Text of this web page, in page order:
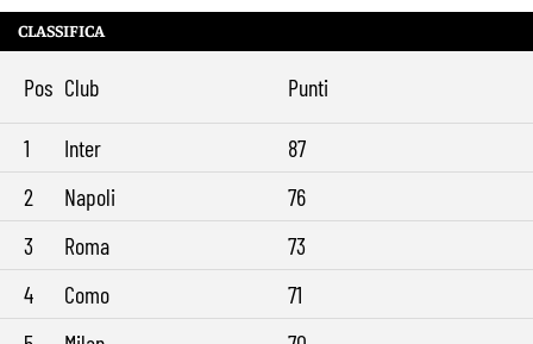
10:41 Roma, 11 gol subiti in 4 partite: il dato che preoccupa Gasperini
messaggio sul mercato
CLASSIFICA
Pos Club Punti
1 Inter
87
2
Napoli
76
3
Roma
73
4
Como
71